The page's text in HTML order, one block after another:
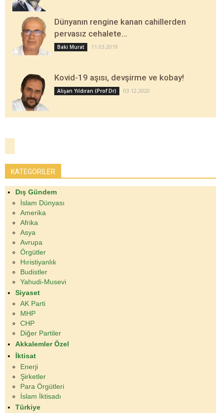
Dünyanın rengine kanan cahillerden
pervasız cehalete…
Baki Murat 11.03.2019
Kovid-19 aşısı, devşirme ve kobay!
Alişan Yıldıran (Prof Dr) 03.12.2020
KATEGORİLER
Dış Gündem
İslam Dünyası
Amerika
Afrika
Asya
Avrupa
Örgütler
Hıristiyanlık
Budistler
Yahudi-Musevi
Siyaset
AK Parti
MHP
CHP
Diğer Partiler
Akkalemler Özel
İktisat
Enerji
Şirketler
Para Örgütleri
İslam İktisadı
Türkiye